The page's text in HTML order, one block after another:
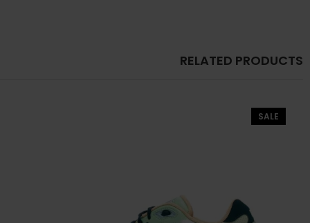
RELATED PRODUCTS
SALE